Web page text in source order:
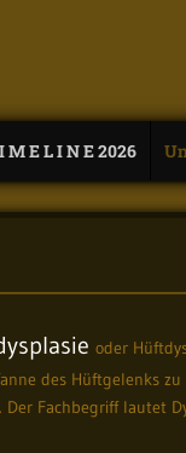
E L I N E 2026
oder
des Hüftgelenks
Fachbegriff lautet